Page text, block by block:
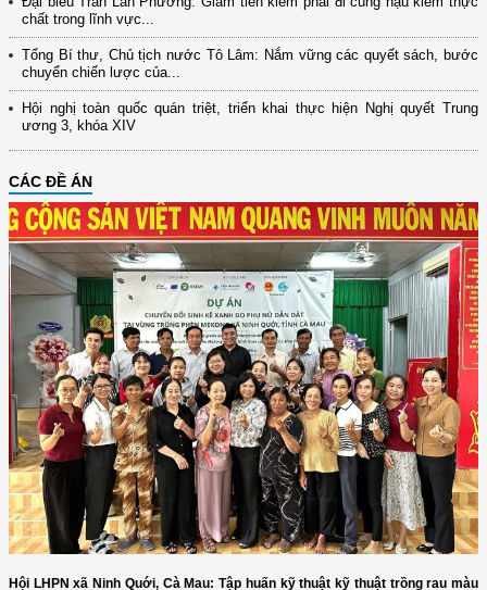
chất trong lĩnh vực...
Tổng Bí thư, Chủ tịch nước Tô Lâm: Nắm vững các quyết sách, bước
chuyển chiến lược của...
Hội nghị toàn quốc quán triệt, triển khai thực hiện Nghị quyết Trung
ương 3, khóa XIV
CÁC ĐỀ ÁN
Hội LHPN xã Ninh Quới, Cà Mau: Tập huấn kỹ thuật kỹ thuật trồng rau màu